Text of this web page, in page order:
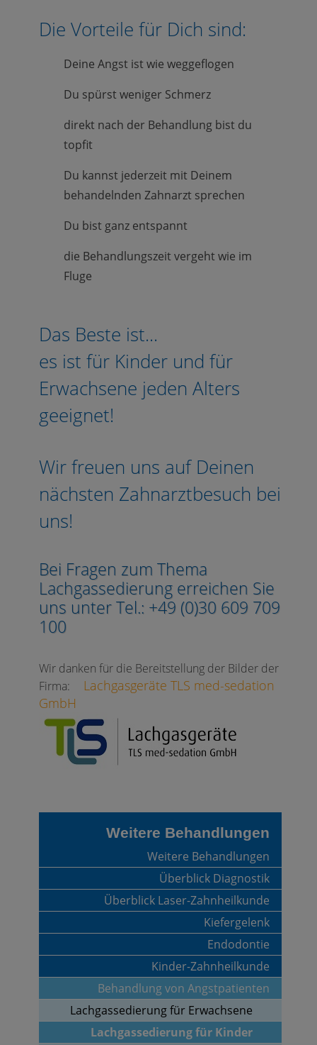
Die Vorteile für Dich sind:
Deine Angst ist wie weggeflogen
Du spürst weniger Schmerz
direkt nach der Behandlung bist du
topfit
Du kannst jederzeit mit Deinem
behandelnden Zahnarzt sprechen
Du bist ganz entspannt
die Behandlungszeit vergeht wie im
Fluge
Das Beste ist...
es ist für Kinder und für
Erwachsene jeden Alters
geeignet!
Wir freuen uns auf Deinen
nächsten Zahnarztbesuch bei
uns!
Bei Fragen zum Thema
Lachgassedierung erreichen Sie
uns unter Tel.: +49 (0)30 609 709
100
Wir danken für die Bereitstellung der Bilder der
Firma:
Lachgasgeräte TLS med-sedation
GmbH
Weitere Behandlungen
Weitere Behandlungen
Überblick Diagnostik
Überblick Laser-Zahnheilkunde
Kiefergelenk
Endodontie
Kinder-Zahnheilkunde
Behandlung von Angstpatienten
Lachgassedierung für Erwachsene
Lachgassedierung für Kinder